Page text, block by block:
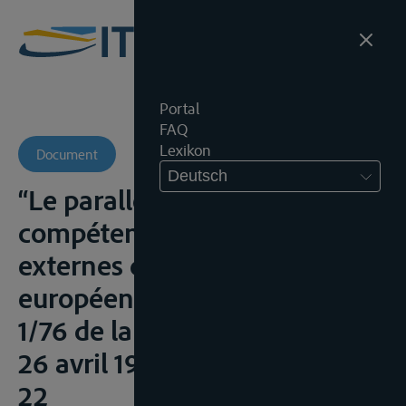
Portal
FAQ
Lexikon
Deutsch
Document
“Le parallelisme des
compétences internes et
externes de la communauté
européenne. à propos de l’avis
1/76 de la Cour de justice du
26 avril 1977”, C.D.E., 1978, 3-
22